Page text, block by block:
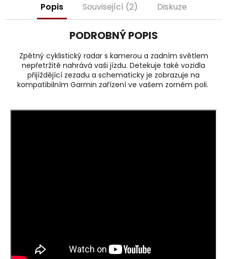
Popis Související (2) Diskuze
PODROBNÝ POPIS
Zpětný cyklistický radar s kamerou a zadním světlem
nepřetržitě nahrává vaši jízdu. Detekuje také vozidla
přijíždějící zezadu a schematicky je zobrazuje na
kompatibilním Garmin zařízení ve vašem zorném poli.